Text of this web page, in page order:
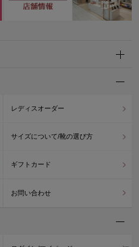
レディスオーダー
サイズについて/靴の選び方
ギフトカード
お問い合わせ